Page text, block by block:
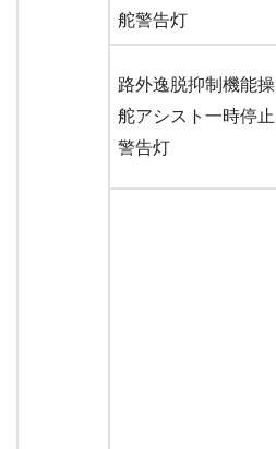
舵警告灯
路外逸脱抑制機能操
舵アシスト一時停止
警告灯